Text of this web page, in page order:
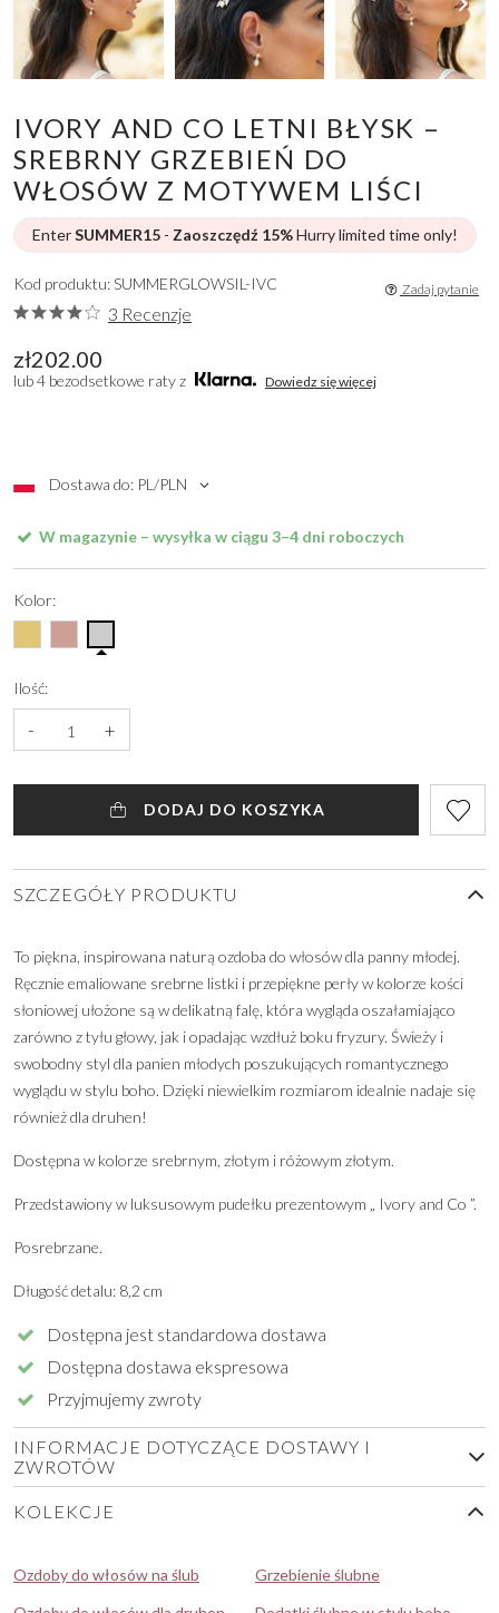
IVORY AND CO LETNI BŁYSK –
SREBRNY GRZEBIEŃ DO
WŁOSÓW Z MOTYWEM LIŚCI
EnterSUMMER15 - Zaoszczędź 15%Hurry limited time only!
zł202.00
lub 4 bezodsetkowe raty z Dowiedz się więcej
Dostawa do: PL/PLN
Kod produktu: SUMMERGLOWSIL-IVC
3 Recenzje
Zadaj pytanie
W magazynie – wysyłka w ciągu 3–4 dni roboczych
Kolor:
Ilość:
- +
DODAJ DO KOSZYKA
SZCZEGÓŁY PRODUKTU
To piękna, inspirowana naturą ozdoba do włosów dla panny młodej.
Ręcznie emaliowane srebrne listki i przepiękne perły w kolorze kości
słoniowej ułożone są w delikatną falę, która wygląda oszałamiająco
zarówno z tyłu głowy, jak i opadając wzdłuż boku fryzury. Świeży i
swobodny styl dla panien młodych poszukujących romantycznego
wyglądu w stylu boho. Dzięki niewielkim rozmiarom idealnie nadaje się
również dla druhen!
Dostępna w kolorze srebrnym, złotym i różowym złotym.
Przedstawiony w luksusowym pudełku prezentowym „ Ivory and Co ”.
Posrebrzane.
Długość detalu: 8,2 cm
Dostępna jest standardowa dostawa
Dostępna dostawa ekspresowa
Przyjmujemy zwroty
INFORMACJE DOTYCZĄCE DOSTAWY I
ZWROTÓW
KOLEKCJE
Ozdoby do włosów na ślub
Grzebienie ślubne